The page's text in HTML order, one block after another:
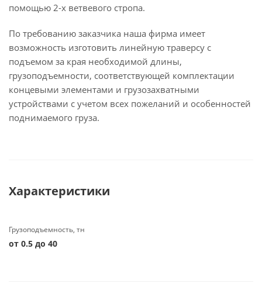
помощью 2-х ветвевого стропа.
По требованию заказчика наша фирма имеет
возможность изготовить линейную траверсу с
подъемом за края необходимой длины,
грузоподъемности, соответствующей комплектации
концевыми элементами и грузозахватными
устройствами с учетом всех пожеланий и особенностей
поднимаемого груза.
Характеристики
Грузоподъемность, тн
от 0.5 до 40